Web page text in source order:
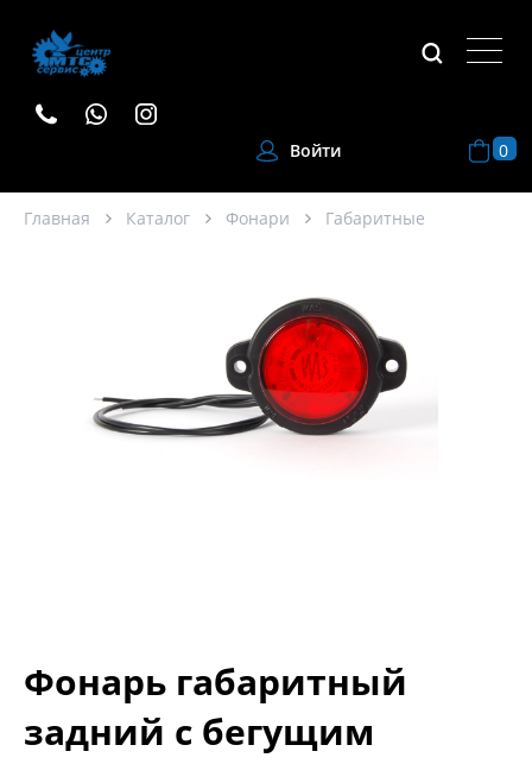
Войти 0
Главная Каталог Фонари Габаритные
Фонарь габаритный
задний с бегущим